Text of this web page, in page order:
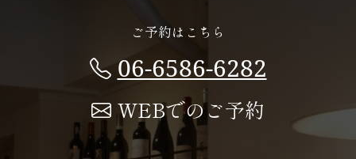
ご予約はこちら
06-6586-6282
WEBでのご予約